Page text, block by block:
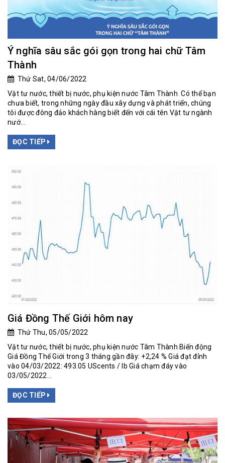
Ý nghĩa sâu sắc gói gọn trong hai chữ Tâm
Thành
Thứ Sat, 04/06/2022
Vật tư nước, thiết bị nước, phụ kiện nước Tâm Thành Có thể bạn
chưa biết, trong những ngày đầu xây dựng và phát triển, chúng
tôi được đông đảo khách hàng biết đến với cái tên Vật tư ngành
nướ...
ĐỌC TIẾP
Giá Đồng Thế Giới hôm nay
Thứ Thu, 05/05/2022
Vật tư nước, thiết bị nước, phụ kiện nước Tâm Thành Biến động
Giá Đồng Thế Giới trong 3 tháng gần đây: +2,24 % Giá đạt đỉnh
vào 04/03/2022: 493.05 UScents / lb Giá chạm đáy vào
03/05/2022...
ĐỌC TIẾP